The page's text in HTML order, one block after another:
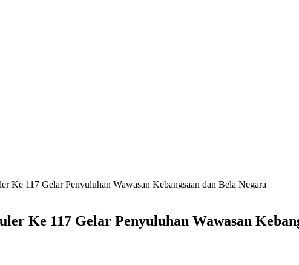
Ke 117 Gelar Penyuluhan Wawasan Kebangsaan dan Bela Negara
Ke 117 Gelar Penyuluhan Wawasan